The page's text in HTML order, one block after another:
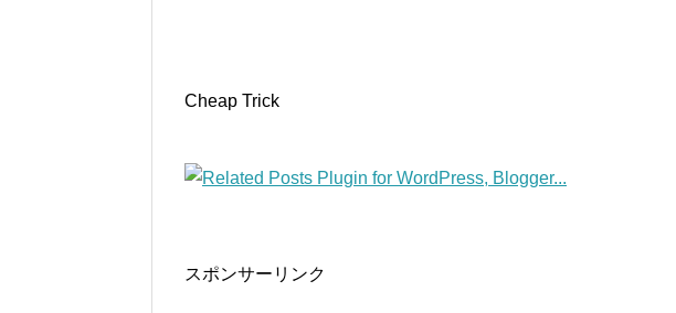
Cheap Trick
スポンサーリンク